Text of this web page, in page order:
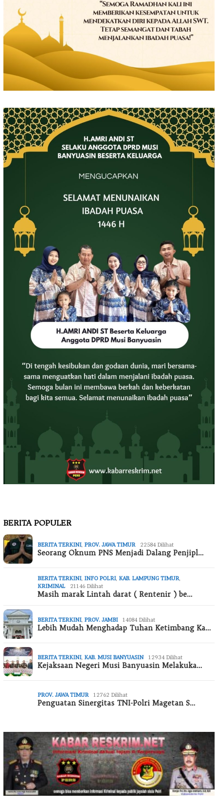
BERITA POPULER
BERITA TERKINI, PROV. JAWA TIMUR 22584 Dilihat
Seorang Oknum PNS Menjadi Dalang Penjipl…
BERITA TERKINI, INFO POLRI, KAB. LAMPUNG TIMUR
KRIMINAL
21146 Dilihat
Masih marak Lintah darat ( Rentenir ) be…
BERITA TERKINI, PROV. JAMBI 14084 Dilihat
Lebih Mudah Menghadap Tuhan Ketimbang Ka…
BERITA TERKINI, KAB. MUSI BANYUASIN 12934 Dilihat
Kejaksaan Negeri Musi Banyuasin Melakuka…
PROV. JAWA TIMUR 12762 Dilihat
Penguatan Sinergitas TNI-Polri Magetan S…